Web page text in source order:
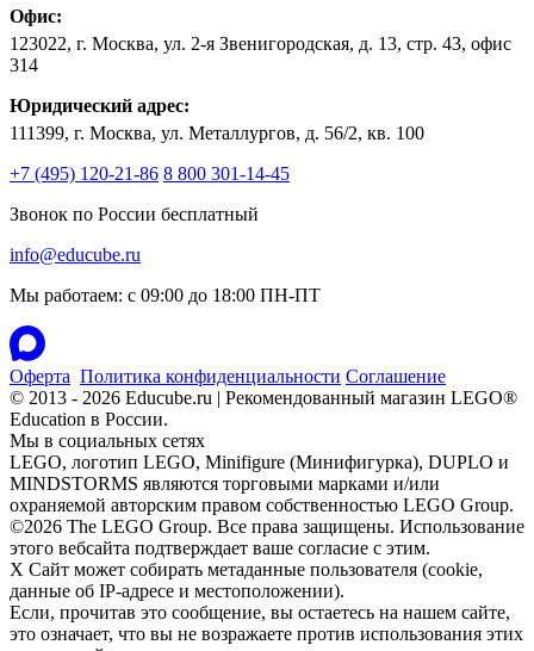
Офис:
123022, г. Москва, ул. 2-я Звенигородская, д. 13, стр. 43, офис
314
Юридический адрес:
111399, г. Москва, ул. Металлургов, д. 56/2, кв. 100
+7 (495) 120-21-86 8 800 301-14-45
Звонок по России бесплатный
info@educube.ru
Мы работаем: c 09:00 до 18:00 ПН-ПТ
Оферта Политика конфиденциальности Соглашение
© 2013 - 2026 Educube.ru | Рекомендованный магазин LEGO®
Education в России.
Мы в социальных сетях
LEGO, логотип LEGO, Minifigure (Минифигурка), DUPLO и
MINDSTORMS являются торговыми марками и/или
охраняемой авторским правом собственностью LEGO Group.
©2026 The LEGO Group. Все права защищены. Использование
этого вебсайта подтверждает ваше согласие с этим.
X Сайт может собирать метаданные пользователя (cookie,
данные об IP-адресе и местоположении).
Если, прочитав это сообщение, вы остаетесь на нашем сайте,
это означает, что вы не возражаете против использования этих